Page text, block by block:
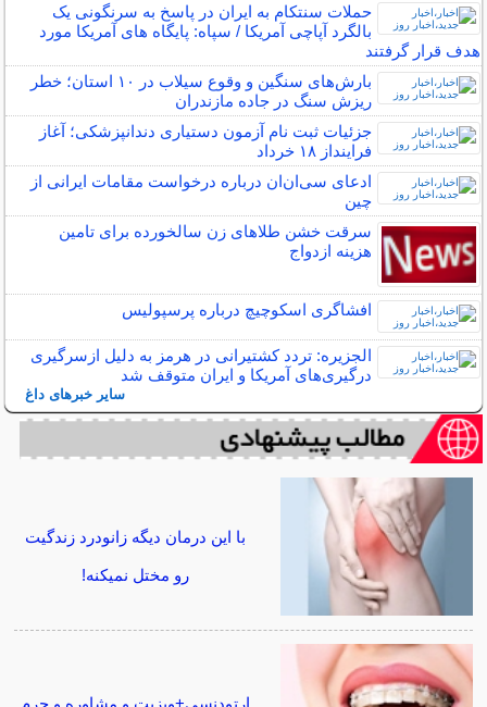
حملات سنتکام به ایران در پاسخ به سرنگونی یک
بالگرد آپاچی آمریکا / سپاه: پایگاه های آمریکا مورد
هدف قرار گرفتند
بارش‌های سنگین و وقوع سیلاب در ۱۰ استان؛ خطر
ریزش سنگ در جاده مازندران
جزئیات ثبت نام آزمون دستیاری دندانپزشکی؛ آغاز
فراینداز ۱۸ خرداد
ادعای سی‌ان‌ان درباره درخواست مقامات ایرانی از
چین
سرقت خشن طلاهای زن سالخورده برای تامین
هزینه ازدواج
افشاگری اسکوچیچ درباره پرسپولیس
الجزیره: تردد کشتیرانی در هرمز به دلیل ازسرگیری
درگیری‌های آمریکا و ایران متوقف شد
سایر خبرهای داغ
با این درمان دیگه زانودرد زندگیت
رو مختل نمیکنه!